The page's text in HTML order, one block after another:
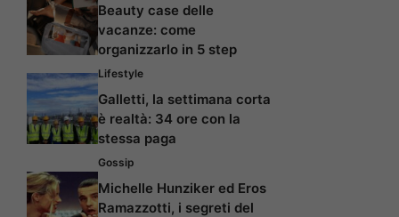
Beauty case delle
vacanze: come
organizzarlo in 5 step
Lifestyle
Galletti, la settimana corta
è realtà: 34 ore con la
stessa paga
Gossip
Michelle Hunziker ed Eros
Ramazzotti, i segreti del